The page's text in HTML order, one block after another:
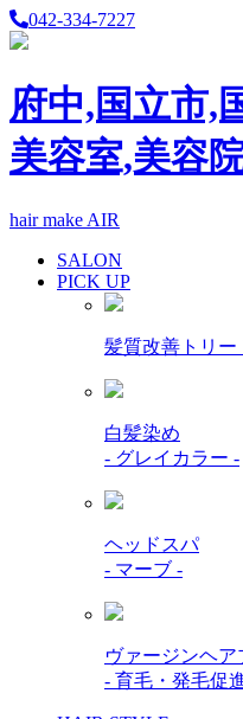
042-334-7227
府中,国立市,
美容室,美容
hair make AIR
SALON
PICK UP
髪質改善トリー
白髪染め
- グレイカラー -
ヘッドスパ
- マーブ -
ヴァージンヘア
- 育毛・発毛促